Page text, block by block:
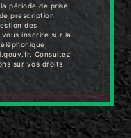
période de prise
prescription
des
inscrire sur la
. Consultez
sur vos droits.